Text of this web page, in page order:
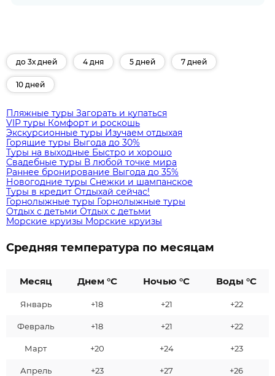
до 3х дней 4 дня 5 дней 7 дней
10 дней
Пляжные туры Загорать и купаться
VIP туры Комфорт и роскошь
Экскурсионные туры Изучаем отдыхая
Горящие туры Выгода до 30%
Туры на выходные Быстро и хорошо
Свадебные туры В любой точке мира
Раннее бронирование Выгода до 35%
Новогодние туры Снежки и шампанское
Туры в кредит Отдыхай сейчас!
Горнолыжные туры Горнолыжные туры
Отдых с детьми Отдых с детьми
Морские круизы Морские круизы
Средняя температура по месяцам
Месяц Днем °C Ночью °C Воды °C
Январь +18 +21 +22
Февраль +18 +21 +22
Март +20 +24 +23
Апрель +23 +27 +26